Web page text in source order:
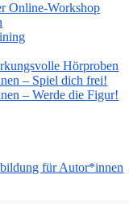
Online-Workshop
Hörproben
– Spiel dich frei!
– Werde die Figur!
für Autor*innen